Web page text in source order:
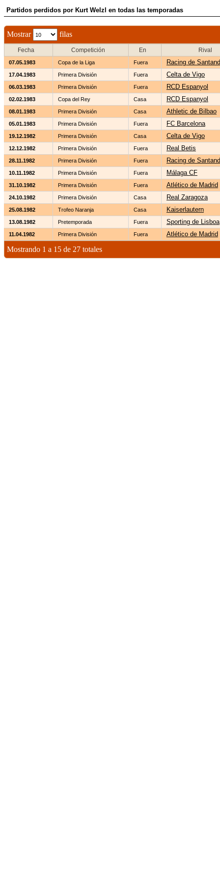
Partidos perdidos por Kurt Welzl en todas las temporadas
Mostrar filas
Fecha Competición En Rival
07.05.1983 Copa de la Liga Fuera Racing de
17.04.1983 Primera División Fuera Celta de Vigo
06.03.1983 Primera División Fuera RCD Espanyol
02.02.1983 Copa del Rey Casa RCD Espanyol
08.01.1983 Primera División Casa Athletic de Bilbao
05.01.1983 Primera División Fuera FC Barcelona
19.12.1982 Primera División Casa Celta de Vigo
12.12.1982 Primera División Fuera Real Betis
28.11.1982 Primera División Fuera Racing de
10.11.1982 Primera División Fuera Málaga CF
31.10.1982 Primera División Fuera Atlético de Madrid
24.10.1982 Primera División Casa Real Zaragoza
25.08.1982 Trofeo Naranja Casa Kaiserlautern
13.08.1982 Pretemporada Fuera Sporting de Lisboa
11.04.1982 Primera División Fuera Atlético de Madrid
Mostrando 1 a 15 de 27 totales